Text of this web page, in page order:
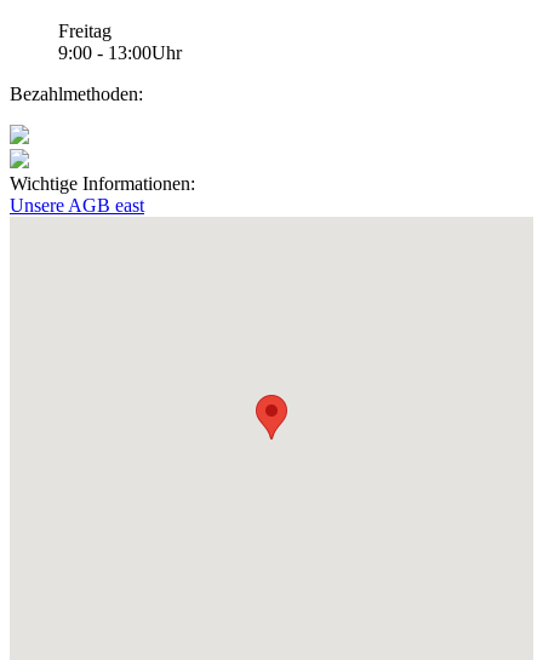
Freitag
9:00 - 13:00Uhr
Bezahlmethoden:
Wichtige Informationen:
Unsere AGB east